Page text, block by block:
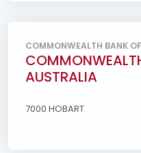
COMMONWEALTH BANK
AUSTRALIA
7000 HOBART